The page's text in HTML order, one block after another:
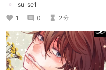
お気に入りなので記事に。
su_se1
1
0 2分